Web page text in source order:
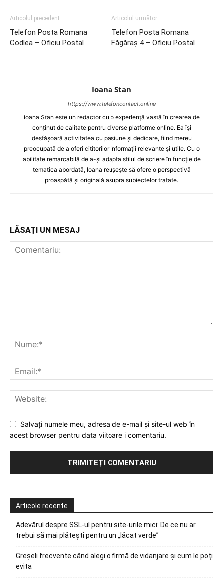
Articolul precedent
Telefon Posta Romana
Codlea – Oficiu Postal
Articolul următor
Telefon Posta Romana
Făgăraş 4 – Oficiu Postal
Ioana Stan
https://www.telefoncontact.online
Ioana Stan este un redactor cu o experiență vastă în crearea de
conținut de calitate pentru diverse platforme online. Ea își
desfășoară activitatea cu pasiune și dedicare, fiind mereu
preocupată de a oferi cititorilor informații relevante și utile. Cu o
abilitate remarcabilă de a-și adapta stilul de scriere în funcție de
tematica abordată, Ioana reușește să ofere o perspectivă
proaspătă și originală asupra subiectelor tratate.
LĂSAȚI UN MESAJ
Salvați numele meu, adresa de e-mail și site-ul web în
acest browser pentru data viitoare i comentariu.
Articole recente
Adevărul despre SSL-ul pentru site-urile mici: De ce nu ar
trebui să mai plătești pentru un „lăcat verde”
Greșeli frecvente când alegi o firmă de vidanjare și cum le poți
evita